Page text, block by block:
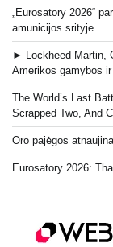
„Eurosatory 2026“
amunicijos srityje
► Lockheed Martin,
Amerikos gamybos
The World’s Last
Scrapped Two, And
Oro pajėgos
Eurosatory 2026: